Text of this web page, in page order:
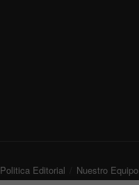
Politica Editorial Nuestro Equipo